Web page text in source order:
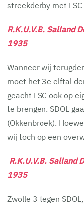
streekderby met
R.K.U.V.B. Salland
1935
Wanneer wij
moet het 3e elftal
geacht LSC ook op
te brengen. SDOL
(Okkenbroek).
wij toch op een
R.K.U.V.B. Salland
1935
Zwolle 3 tegen